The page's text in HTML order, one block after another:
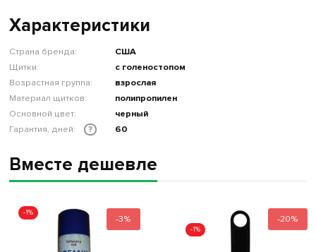
Характеристики
Страна бренда:
США
Щитки:
с голеностопом
Возрастная группа:
взрослая
Материал щитков:
полипропилен
Основной цвет:
черный
Гарантия, дней:
? 60
Вместе дешевле
-3%
-1%
-20%
-1%